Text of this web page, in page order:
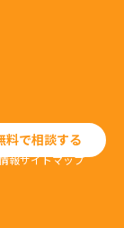
料で相談する
報サイトマップ